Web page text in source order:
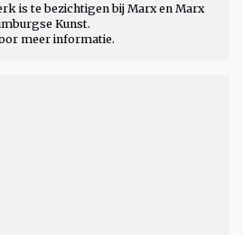
is te bezichtigen bij Marx en Marx
Kunst.
meer informatie.